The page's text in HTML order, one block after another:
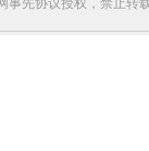
事先协议授权，禁止转